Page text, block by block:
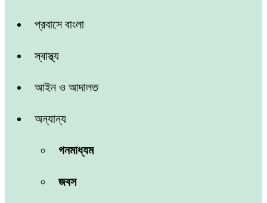
প্রবাসে বাংলা
স্বাস্থ্য
আইন ও আদালত
অন্যান্য
গনমাধ্যম
জবস